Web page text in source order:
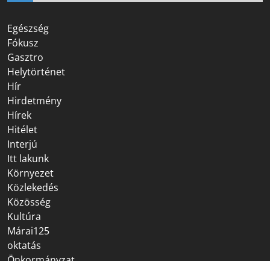
Egészség
Fókusz
Gasztro
Helytörténet
Hír
Hirdetmény
Hírek
Hitélet
Interjú
Itt lakunk
Környezet
Közlekedés
Közösség
Kultúra
Márai125
oktatás